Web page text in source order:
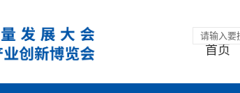
首页